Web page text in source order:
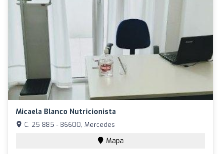
Micaela Blanco Nutricionista
C. 25 885 - B6600, Mercedes
Mapa